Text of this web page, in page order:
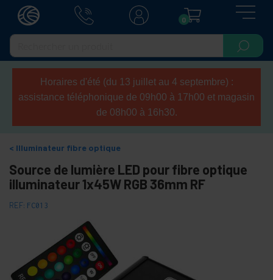
0
Horaires d'été (du 13 juillet au 4 septembre) :
assistance téléphonique de 09h00 à 17h00 et magasin
de 08h00 à 16h30.
Illuminateur fibre optique
Source de lumière LED pour fibre optique
illuminateur 1x45W RGB 36mm RF
REF: FC013